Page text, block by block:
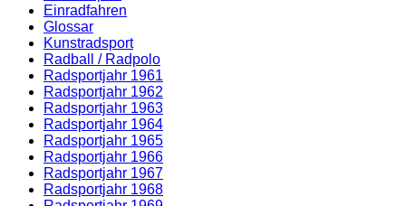
Einradfahren
Glossar
Kunstradsport
Radball / Radpolo
Radsportjahr 1961
Radsportjahr 1962
Radsportjahr 1963
Radsportjahr 1964
Radsportjahr 1965
Radsportjahr 1966
Radsportjahr 1967
Radsportjahr 1968